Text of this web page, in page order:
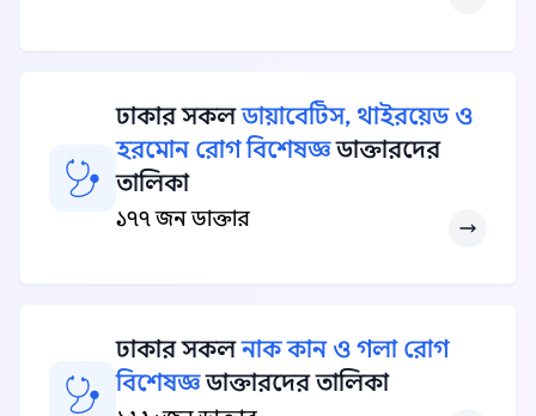
ঢাকার সকলডায়াবেটিস, থাইরয়েড ও
হরমোন রোগ বিশেষজ্ঞডাক্তারদের
তালিকা
১৭৭ জন ডাক্তার
ঢাকার সকলনাক কান ও গলা রোগ
বিশেষজ্ঞডাক্তারদের তালিকা